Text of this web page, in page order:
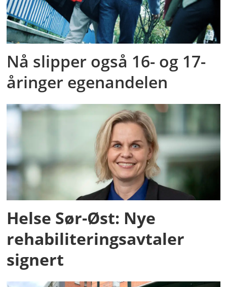
Nå slipper også 16- og 17-
åringer egenandelen
Helse Sør-Øst: Nye
rehabiliteringsavtaler
signert